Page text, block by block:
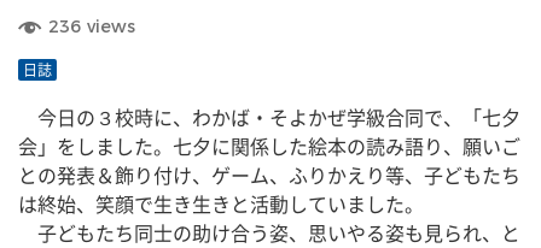
236 views
日誌
今日の３校時に、わかば・そよかぜ学級合同で、「七夕
会」をしました。七夕に関係した絵本の読み語り、願いご
との発表＆飾り付け、ゲーム、ふりかえり等、子どもたち
は終始、笑顔で生き生きと活動していました。
子どもたち同士の助け合う姿、思いやる姿も見られ、と